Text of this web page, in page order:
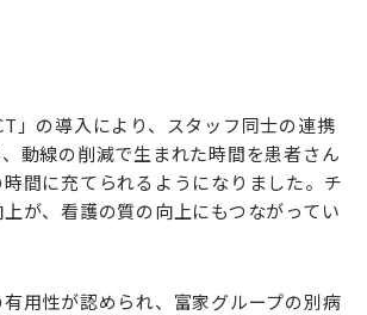
」の導入により、スタッフ同士の連携
動線の削減で生まれた時間を患者さん
間に充てられるようになりました。チ
が、看護の質の向上にもつながってい
用性が認められ、富家グループの別病